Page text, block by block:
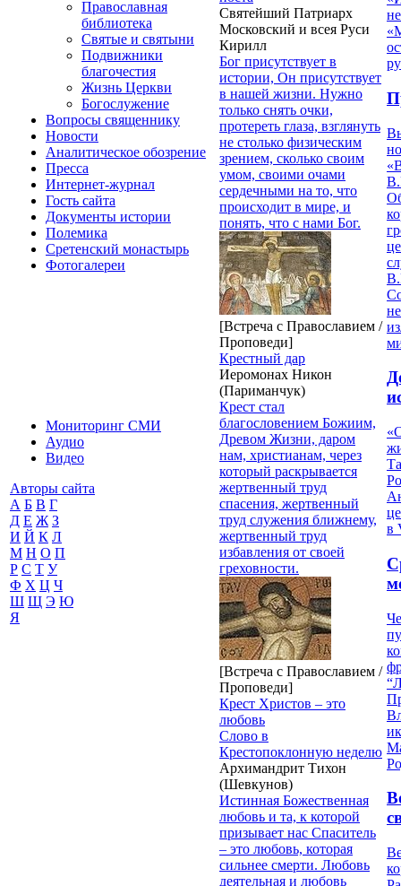
Православная
библиотека
Святые и святыни
Подвижники
благочестия
Жизнь Церкви
Богослужение
Вопросы священнику
Новости
Аналитическое обозрение
Пресса
Интернет-журнал
Гость сайта
Документы истории
Полемика
Сретенский монастырь
Фотогалереи
Мониторинг СМИ
Аудио
Видео
Авторы сайта
А Б В Г
Д Е Ж З
И Й К Л
М Н О П
Р С Т У
Ф Х Ц Ч
Ш Щ Э Ю
Я
Святейший Патриарх
Московский и всея Руси
Кирилл
Бог присутствует в
истории, Он присутствует
в нашей жизни. Нужно
только снять очки,
протереть глаза, взглянуть
не столько физическим
зрением, сколько своим
умом, своими очами
сердечными на то, что
происходит в мире, и
понять, что с нами Бог.
[Встреча с Православием /
Проповеди]
Крестный дар
Иеромонах Никон
(Париманчук)
Крест стал
благословением Божиим,
Древом Жизни, даром
нам, христианам, через
который раскрывается
жертвенный труд
спасения, жертвенный
труд служения ближнему,
жертвенный труд
избавления от своей
греховности.
[Встреча с Православием /
Проповеди]
Крест Христов – это
любовь
Слово в
Крестопоклонную неделю
Архимандрит Тихон
(Шевкунов)
Истинная Божественная
любовь и та, к которой
призывает нас Спаситель
– это любовь, которая
сильнее смерти. Любовь
деятельная и любовь
в